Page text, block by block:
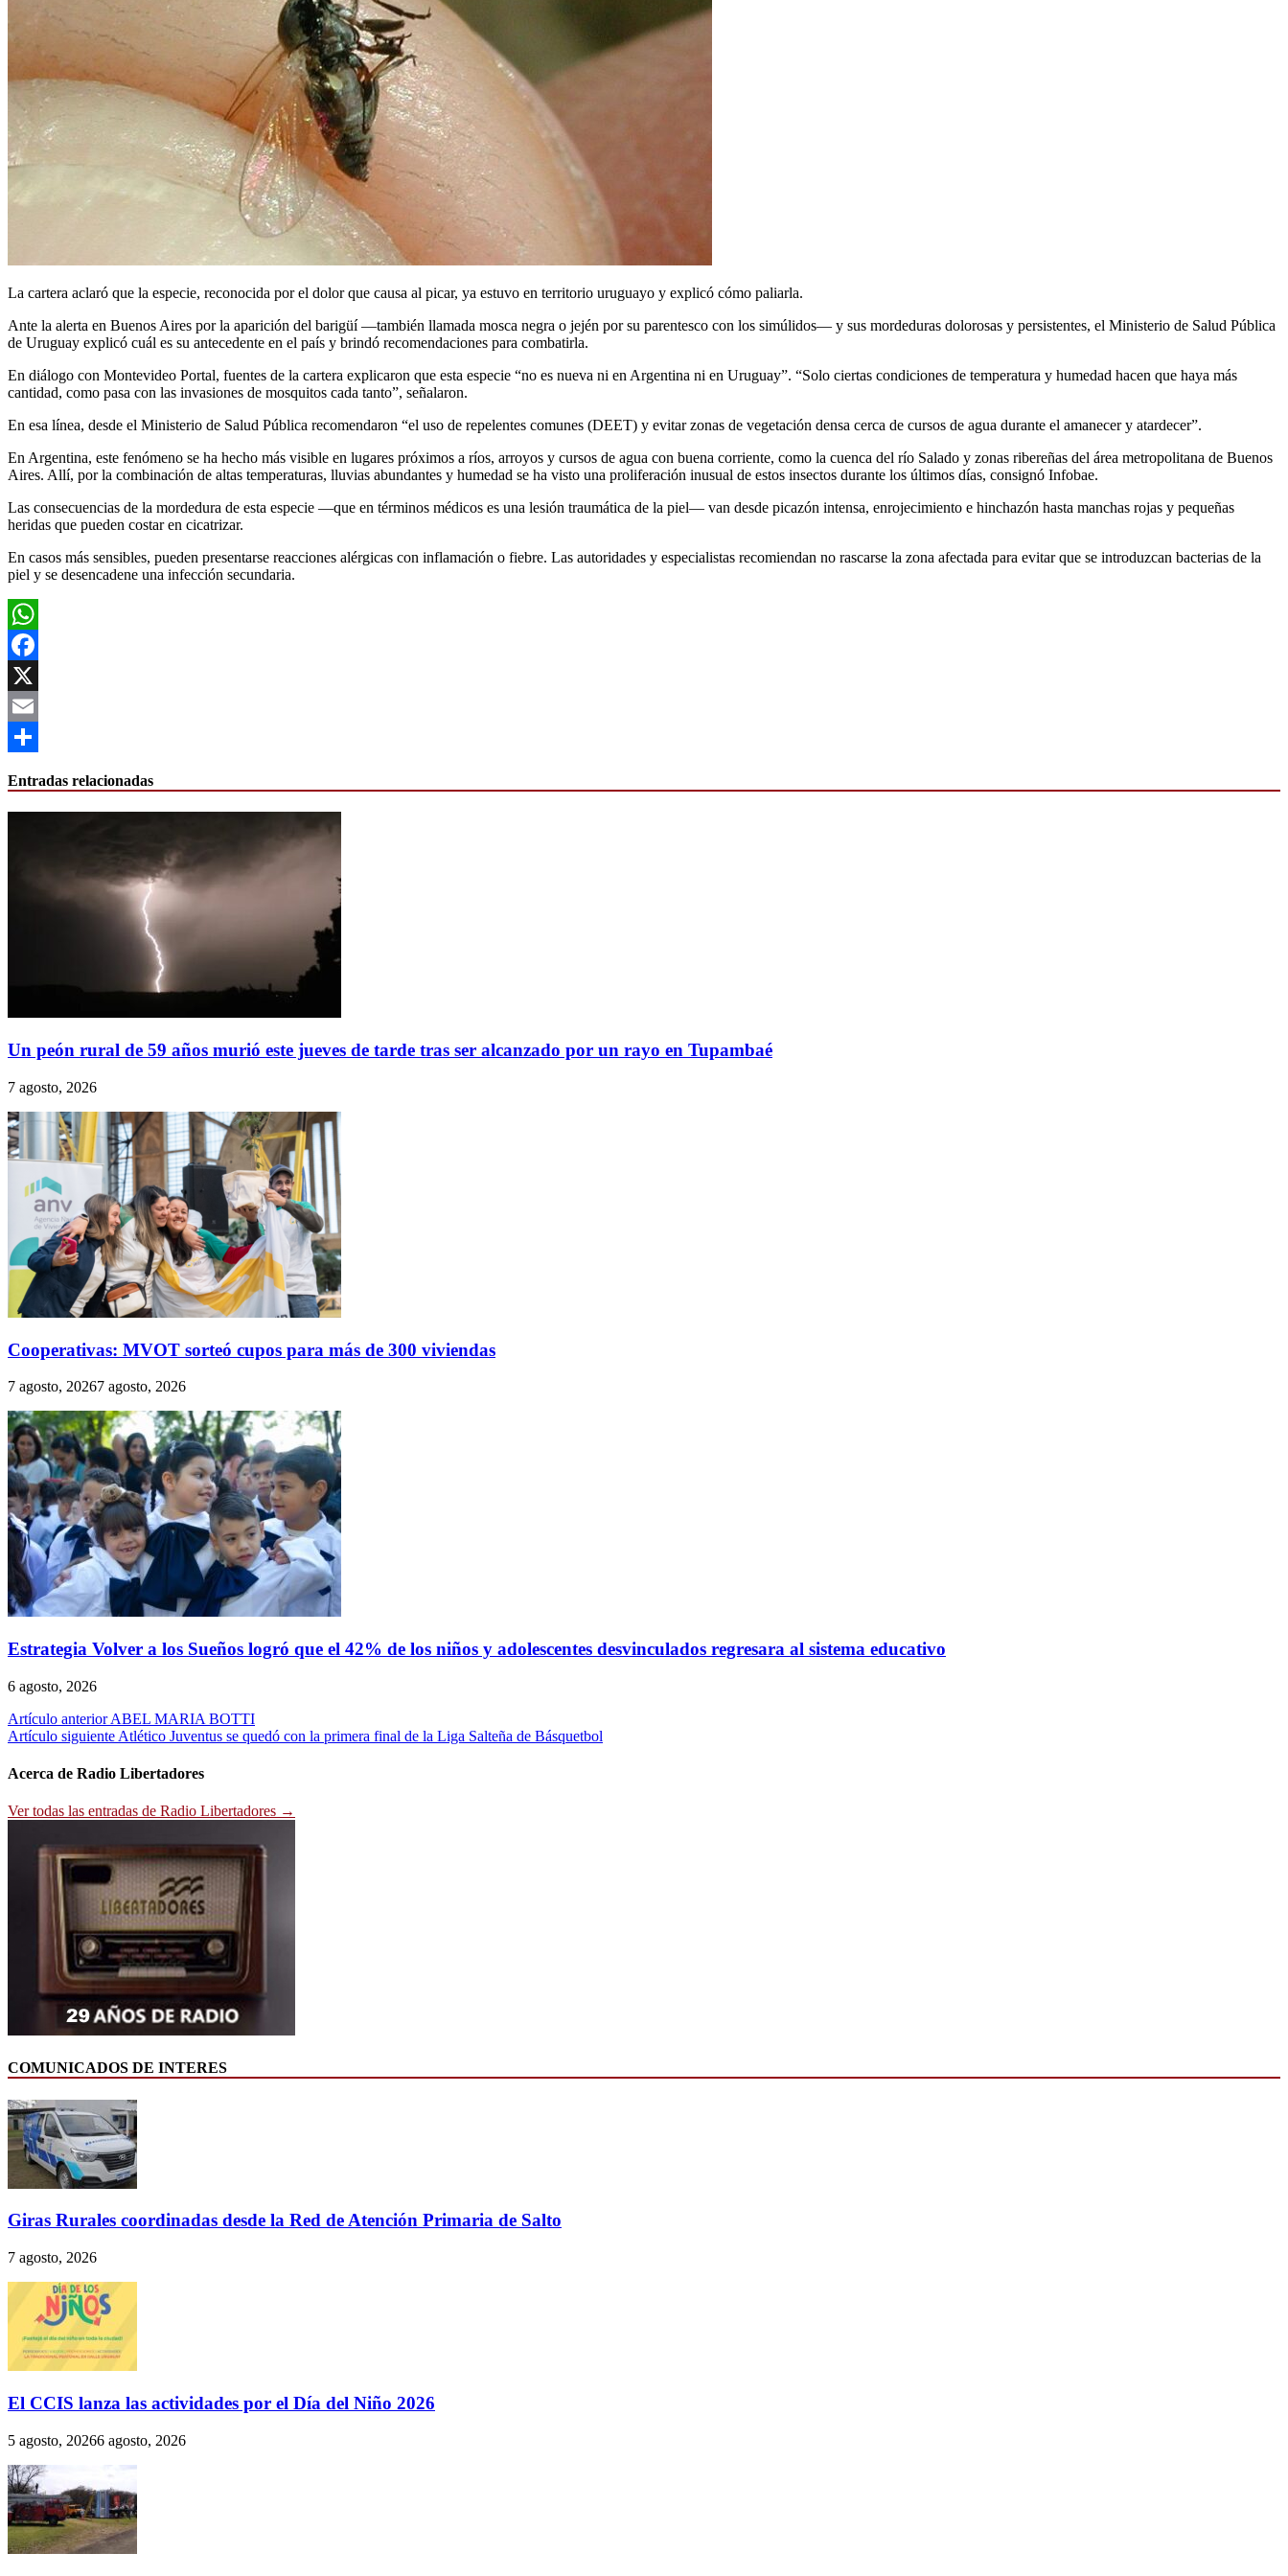
La cartera aclaró que la especie, reconocida por el dolor que causa al picar, ya estuvo en territorio uruguayo y explicó cómo paliarla.
Ante la alerta en Buenos Aires por la aparición del barigüí —también llamada mosca negra o jején por su parentesco con los simúlidos— y sus mordeduras dolorosas y persistentes, el Ministerio de Salud Pública
de Uruguay explicó cuál es su antecedente en el país y brindó recomendaciones para combatirla.
En diálogo con Montevideo Portal, fuentes de la cartera explicaron que esta especie “no es nueva ni en Argentina ni en Uruguay”. “Solo ciertas condiciones de temperatura y humedad hacen que haya más
cantidad, como pasa con las invasiones de mosquitos cada tanto”, señalaron.
En esa línea, desde el Ministerio de Salud Pública recomendaron “el uso de repelentes comunes (DEET) y evitar zonas de vegetación densa cerca de cursos de agua durante el amanecer y atardecer”.
En Argentina, este fenómeno se ha hecho más visible en lugares próximos a ríos, arroyos y cursos de agua con buena corriente, como la cuenca del río Salado y zonas ribereñas del área metropolitana de Buenos
Aires. Allí, por la combinación de altas temperaturas, lluvias abundantes y humedad se ha visto una proliferación inusual de estos insectos durante los últimos días, consignó Infobae.
Las consecuencias de la mordedura de esta especie —que en términos médicos es una lesión traumática de la piel— van desde picazón intensa, enrojecimiento e hinchazón hasta manchas rojas y pequeñas
heridas que pueden costar en cicatrizar.
En casos más sensibles, pueden presentarse reacciones alérgicas con inflamación o fiebre. Las autoridades y especialistas recomiendan no rascarse la zona afectada para evitar que se introduzcan bacterias de la
piel y se desencadene una infección secundaria.
WhatsApp
Facebook
X
Email
Entradas relacionadas
Un peón rural de 59 años murió este jueves de tarde tras ser alcanzado por un rayo en Tupambaé
7 agosto, 2026
Cooperativas: MVOT sorteó cupos para más de 300 viviendas
7 agosto, 20267 agosto, 2026
Estrategia Volver a los Sueños logró que el 42% de los niños y adolescentes desvinculados regresara al sistema educativo
6 agosto, 2026
Navegación
de
entradas
Artículo anterior ABEL MARIA BOTTI
Artículo siguiente Atlético Juventus se quedó con la primera final de la Liga Salteña de Básquetbol
Acerca de Radio Libertadores
Ver todas las entradas de Radio Libertadores →
COMUNICADOS DE INTERES
Giras Rurales coordinadas desde la Red de Atención Primaria de Salto
7 agosto, 2026
El CCIS lanza las actividades por el Día del Niño 2026
5 agosto, 20266 agosto, 2026